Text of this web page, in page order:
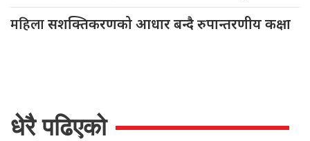
महिलासशक्तिकरणको आधार बन्दै रुपान्तरणीय कक्षा
धेरै पढिएको